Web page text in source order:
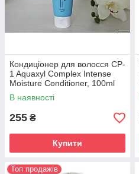
Кондиціонер для волосся CP-
1 Aquaxyl Complex Intense
Moisture Conditioner, 100ml
В наявності
255 ₴
Купити
Топ продажів